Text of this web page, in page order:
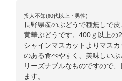
投人不知(80代以上・男性)
長野県産のぶどうで種無しで
黄華ぶどうです。400ｇ以上の
シャインマスカットよりマス
のある食べやすく、美味しい
リーズナブルなものですので
ます。